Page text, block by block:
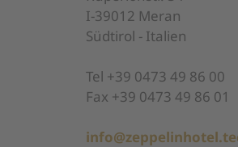
I-39012 Meran
Südtirol - Italien
Tel +39 0473 49 86 00
Fax +39 0473 49 86 01